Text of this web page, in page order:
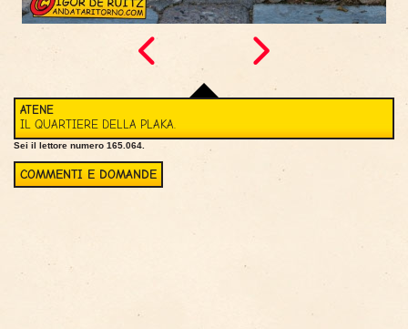
ATENE
IL QUARTIERE DELLA PLAKA.
Sei il lettore numero 165.064.
COMMENTI E DOMANDE